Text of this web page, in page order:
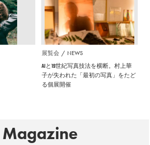
展覧会 NEWS
AIと19世紀写真技法を横断。村上華
子が失われた「最初の写真」をたど
る個展開催
Magazine